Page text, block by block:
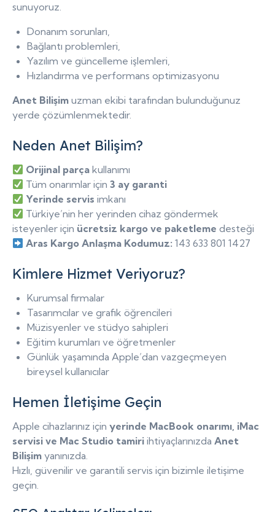
sunuyoruz.
Donanım sorunları,
Bağlantı problemleri,
Yazılım ve güncelleme işlemleri,
Hızlandırma ve performans optimizasyonu
Anet Bilişim uzman ekibi tarafından bulunduğunuz
yerde çözümlenmektedir.
Neden Anet Bilişim?
Orijinal parça kullanımı
Tüm onarımlar için3 ay garanti
Yerinde servis imkanı
Türkiye’nin her yerinden cihaz göndermek
isteyenler için ücretsiz kargo ve paketleme desteği
Aras Kargo Anlaşma Kodumuz: 143 633 801 1427
Kimlere Hizmet Veriyoruz?
Kurumsal firmalar
Tasarımcılar ve grafik öğrencileri
Müzisyenler ve stüdyo sahipleri
Eğitim kurumları ve öğretmenler
Günlük yaşamında Apple’dan vazgeçmeyen
bireysel kullanıcılar
Hemen İletişime Geçin
Apple cihazlarınız için yerinde MacBook onarımı, iMac
servisi ve Mac Studio tamiri ihtiyaçlarınızda Anet
Bilişim yanınızda.
Hızlı, güvenilir ve garantili servis için bizimle iletişime
geçin.